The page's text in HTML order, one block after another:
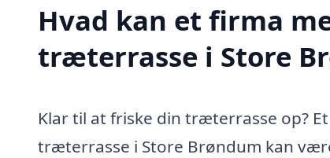
Hvad kan et firma
træterrasse i Store
Klar til at friske din træterrasse op?
træterrasse i Store Brøndum kan